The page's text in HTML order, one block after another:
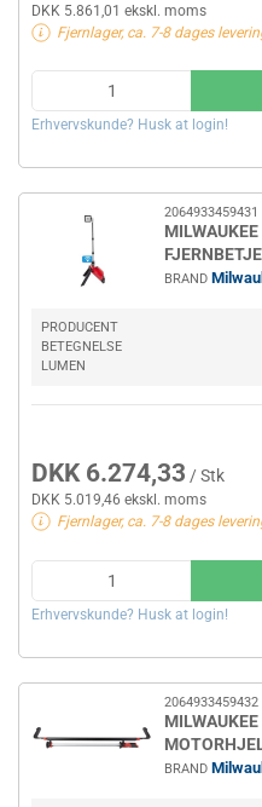
DKK 5.861,01 ekskl. moms
Fjernlager, ca. 7-8 dages
Erhvervskunde? Husk at login!
2064933459431
BRAND
PRODUCENT
BETEGNELSE
LUMEN
DKK 6.274,33 / Stk
DKK 5.019,46 ekskl. moms
Fjernlager, ca. 7-8 dages
Erhvervskunde? Husk at login!
2064933459432
BRAND